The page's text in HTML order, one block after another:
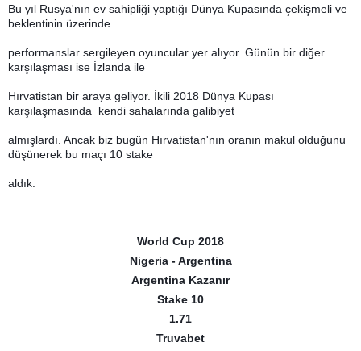
Bu yıl Rusya'nın ev sahipliği yaptığı Dünya Kupasında çekişmeli ve
beklentinin üzerinde
performanslar sergileyen oyuncular yer alıyor. Günün bir diğer
karşılaşması ise İzlanda ile
Hırvatistan bir araya geliyor. İkili 2018 Dünya Kupası
karşılaşmasında kendi sahalarında galibiyet
almışlardı. Ancak biz bugün Hırvatistan'nın oranın makul olduğunu
düşünerek bu maçı 10 stake
aldık.
World Cup 2018
Nigeria - Argentina
Argentina Kazanır
Stake 10
1.71
Truvabet